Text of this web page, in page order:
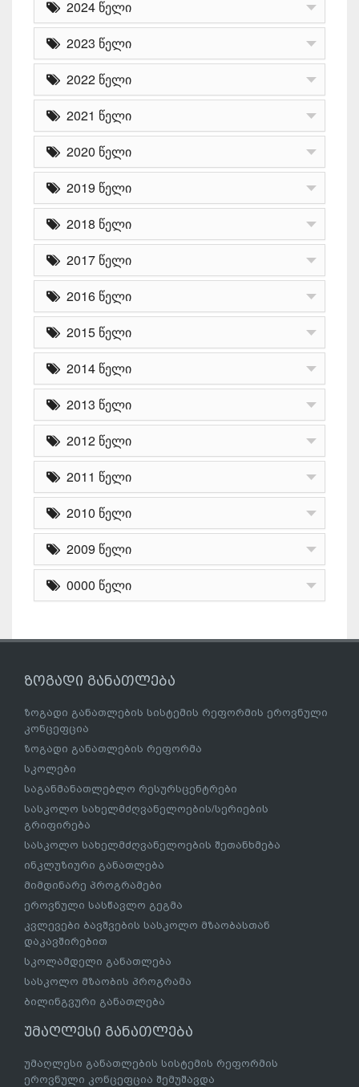
2024 წელი
2023 წელი
2022 წელი
2021 წელი
2020 წელი
2019 წელი
2018 წელი
2017 წელი
2016 წელი
2015 წელი
2014 წელი
2013 წელი
2012 წელი
2011 წელი
2010 წელი
2009 წელი
0000 წელი
ზოგადი განათლება
ზოგადი განათლების სისტემის რეფორმის ეროვნული
კონცეფცია
ზოგადი განათლების რეფორმა
სკოლები
საგანმანათლებლო რესურსცენტრები
სასკოლო სახელმძღვანელოების/სერიების
გრიფირება
სასკოლო სახელმძღვანელოების შეთანხმება
ინკლუზიური განათლება
მიმდინარე პროგრამები
ეროვნული სასწავლო გეგმა
კვლევები ბავშვების სასკოლო მზაობასთან
დაკავშირებით
სკოლამდელი განათლება
სასკოლო მზაობის პროგრამა
ბილინგვური განათლება
უმაღლესი განათლება
უმაღლესი განათლების სისტემის რეფორმის
ეროვნული კონცეფცია შემუშავდა